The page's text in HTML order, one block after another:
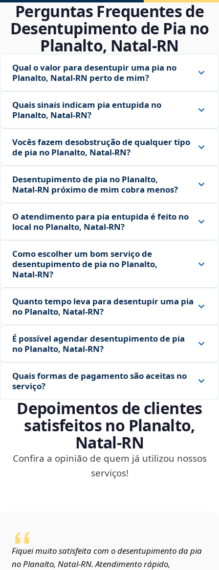
Perguntas Frequentes de
Desentupimento de Pia no
Planalto, Natal‑RN
Qual o valor para desentupir uma pia no
Planalto, Natal‑RN perto de mim?
Quais sinais indicam pia entupida no
Planalto, Natal‑RN?
Vocês fazem desobstrução de qualquer tipo
de pia no Planalto, Natal‑RN?
Desentupimento de pia no Planalto,
Natal‑RN próximo de mim cobra menos?
O atendimento para pia entupida é feito no
local no Planalto, Natal‑RN?
Como escolher um bom serviço de
desentupimento de pia no Planalto,
Natal‑RN?
Quanto tempo leva para desentupir uma pia
no Planalto, Natal‑RN?
É possível agendar desentupimento de pia
no Planalto, Natal‑RN?
Quais formas de pagamento são aceitas no
serviço?
Depoimentos de clientes
satisfeitos no Planalto,
Natal‑RN
Confira a opinião de quem já utilizou nossos
serviços!
Fiquei muito satisfeita com o desentupimento da pia
no Planalto, Natal‑RN. Atendimento rápido,